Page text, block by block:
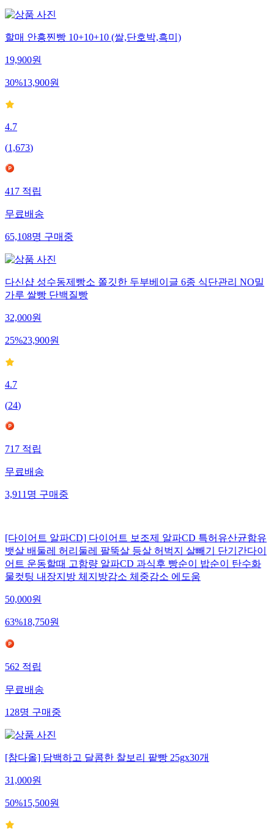
할매 안흥찐빵 10+10+10 (쌀,단호박,흑미)
19,900원
30%13,900원
4.7
(1,673)
417적립
무료배송
65,108명구매중
다신샵 성수동제빵소 쫄깃한 두부베이글 6종 식단관리 NO밀
가루 쌀빵 단백질빵
32,000원
25%23,900원
4.7
(24)
717적립
무료배송
3,911명구매중
[다이어트 알파CD] 다이어트 보조제 알파CD 특허유산균함유
뱃살 배둘레 허리둘레 팔뚝살 등살 허벅지 살빼기 단기간다이
어트 운동할때 고함량 알파CD 과식후 빵순이 밥순이 탄수화
물컷팅 내장지방 체지방감소 체중감소 에도움
50,000원
63%18,750원
562적립
무료배송
128명구매중
[참다올] 담백하고 달콤한 찰보리 팥빵 25gx30개
31,000원
50%15,500원